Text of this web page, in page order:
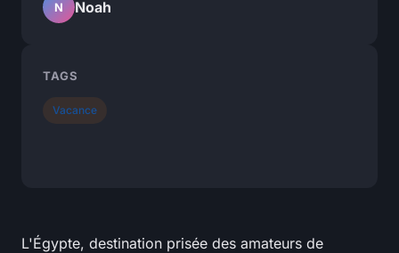
L'Égypte, destination prisée des amateurs de
N Noah
TAGS
Vacance